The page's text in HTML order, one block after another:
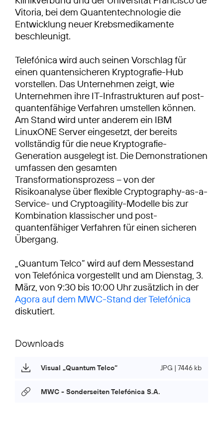
Vitoria, bei dem Quantentechnologie die
Entwicklung neuer Krebsmedikamente
beschleunigt.
Telefónica wird auch seinen Vorschlag für
einen quantensicheren Kryptografie-Hub
vorstellen. Das Unternehmen zeigt, wie
Unternehmen ihre IT-Infrastrukturen auf post-
quantenfähige Verfahren umstellen können.
Am Stand wird unter anderem ein IBM
LinuxONE Server eingesetzt, der bereits
vollständig für die neue Kryptografie-
Generation ausgelegt ist. Die Demonstrationen
umfassen den gesamten
Transformationsprozess – von der
Risikoanalyse über flexible Cryptography-as-a-
Service- und Cryptoagility-Modelle bis zur
Kombination klassischer und post-
quantenfähiger Verfahren für einen sicheren
Übergang.
„Quantum Telco“ wird auf dem Messestand
von Telefónica vorgestellt und am Dienstag, 3.
März, von 9:30 bis 10:00 Uhr zusätzlich in der
Agora auf dem MWC-Stand der Telefónica
Downloads
Visual „Quantum Telco“ JPG | 7446 kb
MWC - Sonderseiten Telefónica S.A.